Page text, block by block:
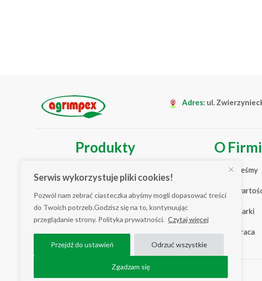
Serwis wykorzystuje pliki cookies!
Pozwól nam zebrać ciasteczka abyśmy mogli dopasować treści
do Twoich potrzeb.Godzisz się na to, kontynuując
przeglądanie strony. Polityka prywatności. Czytaj więcej
Przejdź do ustawień Odrzuć wszystkie
Zgadzam się
Adres: ul.
Produkty
Seria BIO
O
Kim jesteśmy
Nasze
Nasze marki
Współpraca